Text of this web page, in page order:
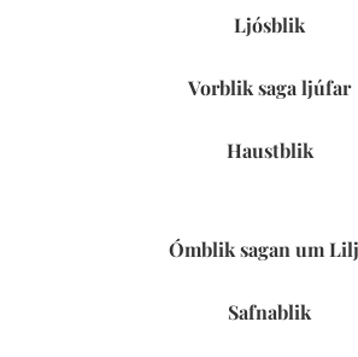
Ljósblik
Vorblik saga ljúfar
Haustblik
Ómblik sagan um
Safnablik